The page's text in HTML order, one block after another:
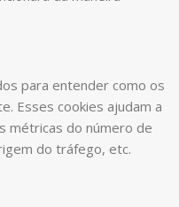
para entender como os
Esses cookies ajudam a
métricas do número de
do tráfego, etc.